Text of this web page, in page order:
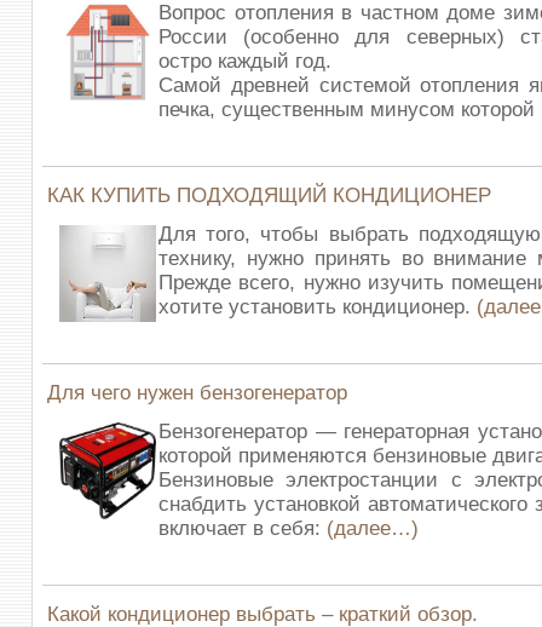
Вопрос отопления в частном доме
России (особенно для северных)
остро каждый год.
Самой древней системой отопления
печка, существенным минусом которой
КАК КУПИТЬ ПОДХОДЯЩИЙ КОНДИЦИОНЕР
Для того, чтобы выбрать
технику, нужно принять во внимание
Прежде всего, нужно изучить
хотите установить кондиционер.
Для чего нужен бензогенератор
Бензогенератор — генераторная
которой применяются бензиновые
Бензиновые электростанции с
снабдить установкой автоматического
включает в себя: (далее…)
Какой кондиционер выбрать – краткий обзор.